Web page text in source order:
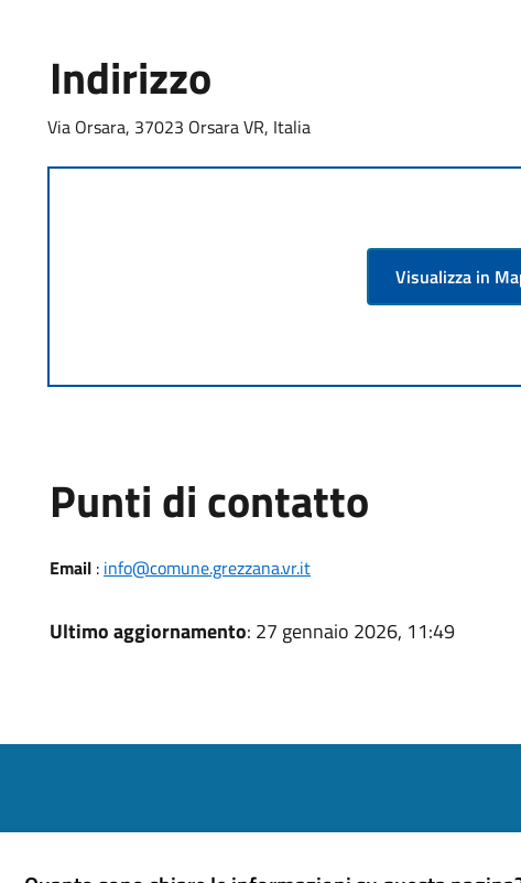
Indirizzo
Via Orsara, 37023 Orsara VR, Italia
Visualizza in
Punti di contatto
Email: info@comune.grezzana.vr.it
Ultimo aggiornamento: 27 gennaio 2026, 11:49